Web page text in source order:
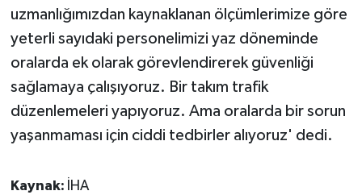
uzmanlığımızdan kaynaklanan ölçümlerimize göre
yeterli sayıdaki personelimizi yaz döneminde
oralarda ek olarak görevlendirerek güvenliği
sağlamaya çalışıyoruz. Bir takım trafik
düzenlemeleri yapıyoruz. Ama oralarda bir sorun
yaşanmaması için ciddi tedbirler alıyoruz' dedi.
Kaynak: İHA